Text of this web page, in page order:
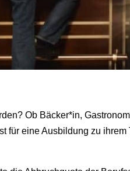
Ob Bäcker*in,
für eine Ausbildung zu